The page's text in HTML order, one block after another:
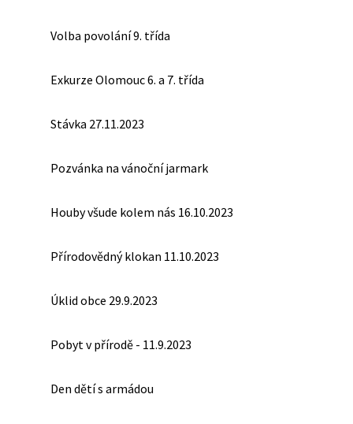
Volba povolání 9. třída
Exkurze Olomouc 6. a 7. třída
Stávka 27.11.2023
Pozvánka na vánoční jarmark
Houby všude kolem nás 16.10.2023
Přírodovědný klokan 11.10.2023
Úklid obce 29.9.2023
Pobyt v přírodě - 11.9.2023
Den dětí s armádou